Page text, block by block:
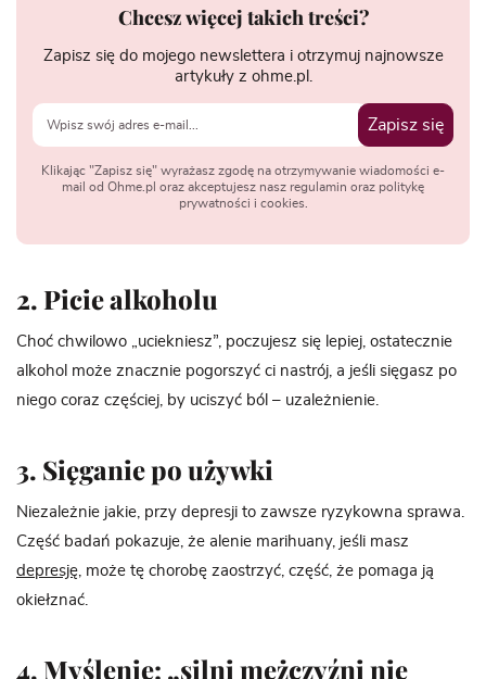
Chcesz więcej takich treści?
Zapisz się do mojego newslettera i otrzymuj najnowsze
artykuły z ohme.pl.
Zapisz się
Klikając "Zapisz się" wyrażasz zgodę na otrzymywanie wiadomości e-
mail od Ohme.pl oraz akceptujesz nasz regulamin oraz politykę
prywatności i cookies.
2. Picie alkoholu
Choć chwilowo „uciekniesz”, poczujesz się lepiej, ostatecznie
alkohol może znacznie pogorszyć ci nastrój, a jeśli sięgasz po
niego coraz częściej, by uciszyć ból – uzależnienie.
3. Sięganie po używki
Niezależnie jakie, przy depresji to zawsze ryzykowna sprawa.
Część badań pokazuje, że alenie marihuany, jeśli masz
depresję , może tę chorobę zaostrzyć, część, że pomaga ją
okiełznać.
4. Myślenie: „silni mężczyźni nie